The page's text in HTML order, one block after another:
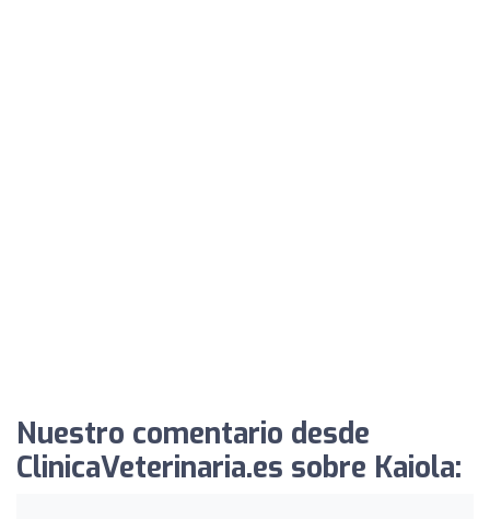
Nuestro comentario desde
ClinicaVeterinaria.es sobre Kaiola: